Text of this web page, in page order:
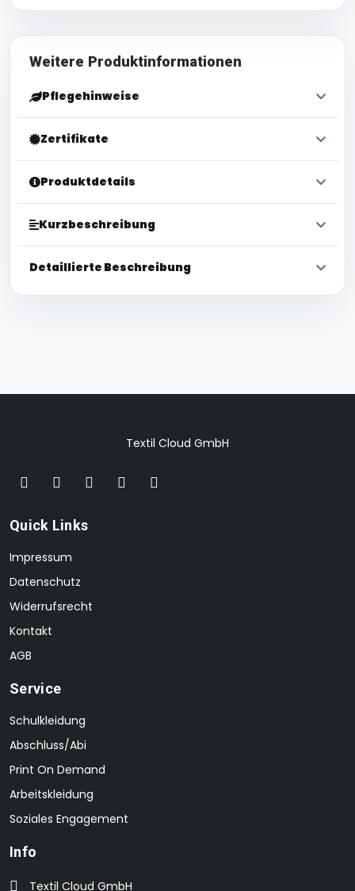
Weitere Produktinformationen
Pflegehinweise
Zertifikate
Produktdetails
Kurzbeschreibung
Detaillierte Beschreibung
Textil Cloud GmbH
Quick Links
Impressum
Datenschutz
Widerrufsrecht
Kontakt
AGB
Service
Schulkleidung
Abschluss/Abi
Print On Demand
Arbeitskleidung
Soziales Engagement
Info
Textil Cloud GmbH